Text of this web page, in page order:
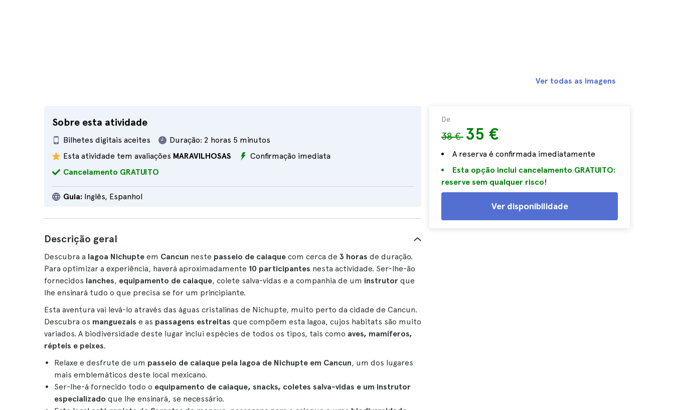
Sobre esta atividade
Bilhetes digitais aceites Duração: 2 horas 5 minutos
Esta atividade tem avaliações MARAVILHOSAS
Confirmação imediata
Cancelamento GRATUITO
Guia: Inglês, Espanhol
De
38 € 35 €
A reserva é confirmada imediatamente
Esta opção inclui cancelamento GRATUITO:
reserve sem qualquer risco!
Ver disponibilidade
Ver todas as imagens
Descrição geral
Descubra a lagoa Nichupte em Cancun neste passeio de caiaque com cerca de 3 horas de duração.
Para optimizar a experiência, haverá aproximadamente 10 participantes nesta actividade. Ser-lhe-ão
fornecidos lanches, equipamento de caiaque, colete salva-vidas e a companhia de um instrutor que
lhe ensinará tudo o que precisa se for um principiante.
Esta aventura vai levá-lo através das águas cristalinas de Nichupte, muito perto da cidade de Cancun.
Descubra os manguezais e as passagens estreitas que compõem esta lagoa, cujos habitats são muito
variados. A biodiversidade deste lugar inclui espécies de todos os tipos, tais como aves, mamíferos,
répteis e peixes.
Relaxe e desfrute de um passeio de caiaque pela lagoa de Nichupte em Cancun, um dos lugares
mais emblemáticos deste local mexicano.
Ser-lhe-á fornecido todo o equipamento de caiaque, snacks, coletes salva-vidas e um instrutor
especializado que lhe ensinará, se necessário.